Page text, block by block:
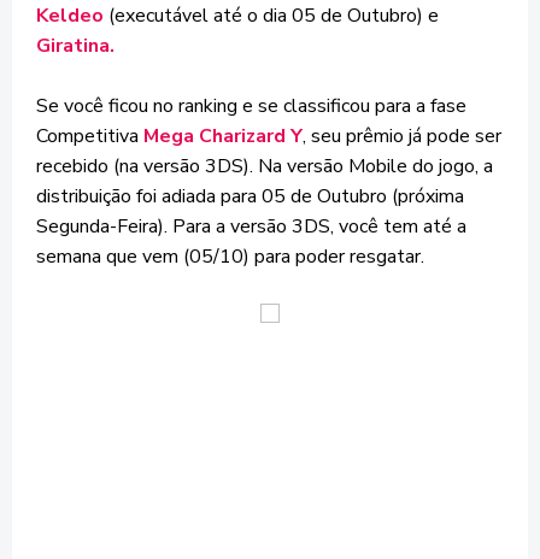
Keldeo (executável até o dia 05 de Outubro) e
Giratina.
Se você ficou no ranking e se classificou para a fase
Competitiva Mega Charizard Y, seu prêmio já pode ser
recebido (na versão 3DS). Na versão Mobile do jogo, a
distribuição foi adiada para 05 de Outubro (próxima
Segunda-Feira). Para a versão 3DS, você tem até a
semana que vem (05/10) para poder resgatar.